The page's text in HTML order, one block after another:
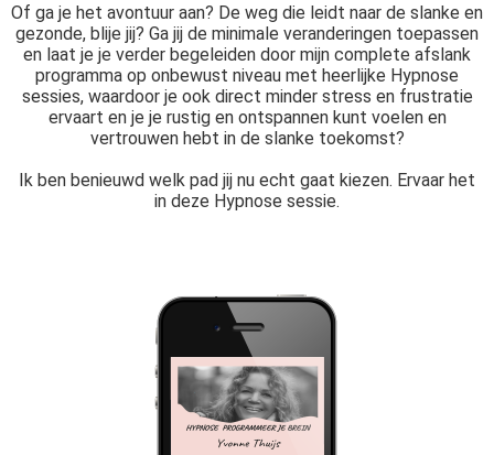
Of ga je het avontuur aan? De weg die leidt naar de slanke en
gezonde, blije jij? Ga jij de minimale veranderingen toepassen
en laat je je verder begeleiden door mijn complete afslank
programma op onbewust niveau met heerlijke Hypnose
sessies, waardoor je ook direct minder stress en frustratie
ervaart en je je rustig en ontspannen kunt voelen en
vertrouwen hebt in de slanke toekomst?
Ik ben benieuwd welk pad jij nu echt gaat kiezen. Ervaar het
in deze Hypnose sessie.